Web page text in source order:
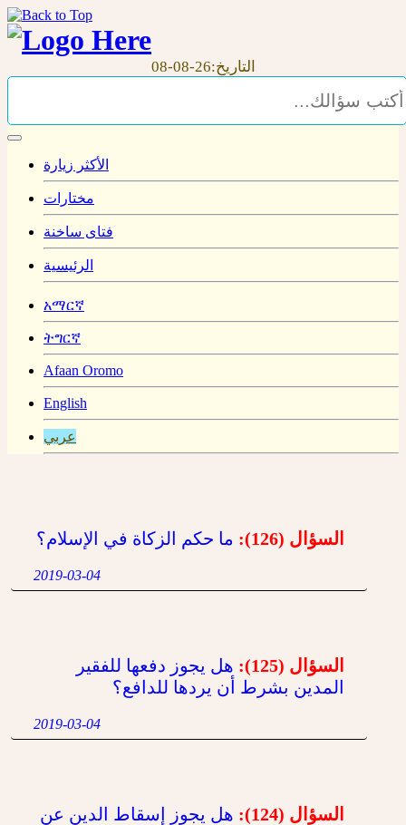
التاريخ:26-08-08
الأكثر زيارة
مختارات
فتاى ساخنة
الرئيسية
አማርኛ
ትግርኛ
Afaan Oromo
English
عربي
السؤال (126): ما حكم الزكاة في الإسلام؟
2019-03-04
السؤال (125):
هل يجوز دفعها للفقير
المدين بشرط أن يردها للدافع؟
2019-03-04
السؤال (124):
هل يجوز إسقاط الدين عن